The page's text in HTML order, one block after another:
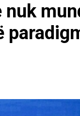
nuk